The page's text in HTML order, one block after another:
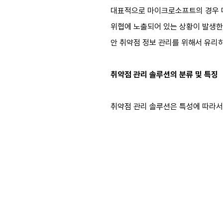
대표적으로 마이크로소프트의 경
위협에 노출되어 있는 상황이 발생
안 취약점 정보 관리를 위해서 유리
취약점 관리 솔루션의 분류 및 특징
취약점 관리 솔루션은 특성에 따라